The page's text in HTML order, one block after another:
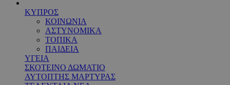
ΚΥΠΡΟΣ
ΚΟΙΝΩΝΙΑ
ΑΣΤΥΝΟΜΙΚΑ
ΤΟΠΙΚΑ
ΠΑΙΔΕΙΑ
ΥΓΕΙΑ
ΣΚΟΤΕΙΝΟ ΔΩΜΑΤΙΟ
ΑΥΤΟΠΤΗΣ ΜΑΡΤΥΡΑΣ